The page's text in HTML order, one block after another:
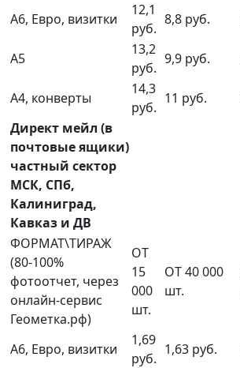
А6, Евро, визитки
12,1
руб.
8,8 руб.
А5
13,2
руб.
9,9 руб.
А4, конверты
14,3
руб.
11 руб.
Директ мейл (в
почтовые ящики)
частный сектор
МСК, СПб,
Калиниград,
Кавказ и ДВ
ФОРМАТ\ТИРАЖ
(80-100%
фотоотчет, через
онлайн-сервис
Геометка.рф)
ОТ
15
000
шт.
ОТ 40 000
шт.
А6, Евро, визитки
1,69
руб.
1,63 руб.